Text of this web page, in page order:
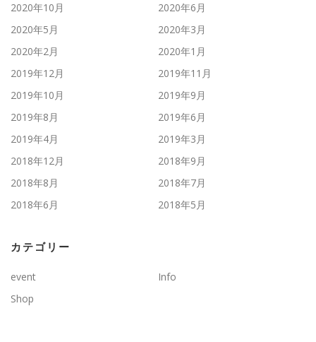
2020年10月
2020年6月
2020年5月
2020年3月
2020年2月
2020年1月
2019年12月
2019年11月
2019年10月
2019年9月
2019年8月
2019年6月
2019年4月
2019年3月
2018年12月
2018年9月
2018年8月
2018年7月
2018年6月
2018年5月
カテゴリー
event
Info
Shop